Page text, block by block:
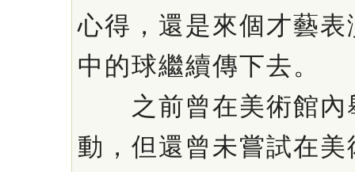
心得，還是來個才藝
中的球繼續傳下去。
之前曾在美術館內
動，但還曾未嘗試在